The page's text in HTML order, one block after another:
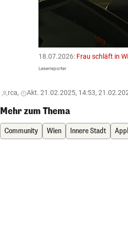
18.07.2026: Frau schläft in
Leserreporter
rca, Akt. 21.02.2025, 14:53,
Mehr zum Thema
Community Wien Innere Stadt